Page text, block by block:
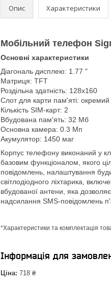
Опис Характеристики
Мобільний телефон
Основні характеристики
Діагональ дисплею: 1.77 "
Матриця: TFT
Роздільна здатність: 128x160
Слот для карти пам'яті: окремий
Кількість SIM-карт: 2
Вбудована пам'ять: 32 Мб
Основна камера: 0.3 Мп
Акумулятор: 1450 маг
Корпус телефону виконаний у
базовим функціоналом, якого
повідомлень, налаштування
світлодіодного ліхтарика,
вбудованої антени, яка
надсилання SMS-повідомлень
*Характеристики та комплектація
Інформація для
Ціна: 718 ₴